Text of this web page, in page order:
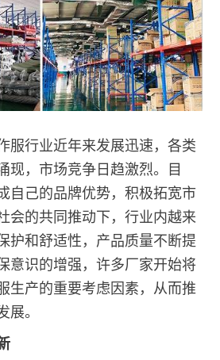
服行业近年来发展迅速，各类
现，市场竞争日趋激烈。目
自己的品牌优势，积极拓宽市
会的共同推动下，行业内越来
护和舒适性，产品质量不断提
意识的增强，许多厂家开始将
生产的重要考虑因素，从而推
展。